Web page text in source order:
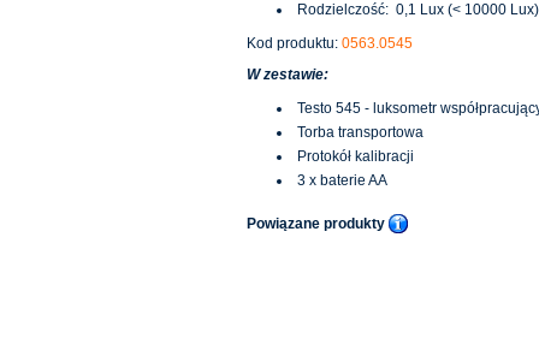
Rodzielczość: 0,1 Lux (< 10000
Kod produktu: 0563.0545
W zestawie:
Testo 545 - luksometr
Torba transportowa
Protokół kalibracji
3 x baterie AA
Powiązane produkty